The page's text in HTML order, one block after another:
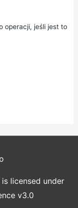
operacji, jeśli jest to
licensed under
v3.0